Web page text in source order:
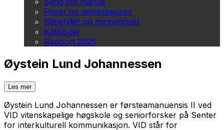
Priser og nominasjoner
Stipender og minnepriser
Kataloger
Rapport 2025
Øystein Lund Johannessen
Les mer
Øystein Lund Johannessen er førsteamanuensis II ved
VID vitenskapelige høgskole og seniorforsker på Senter
for interkulturell kommunikasjon. VID står for